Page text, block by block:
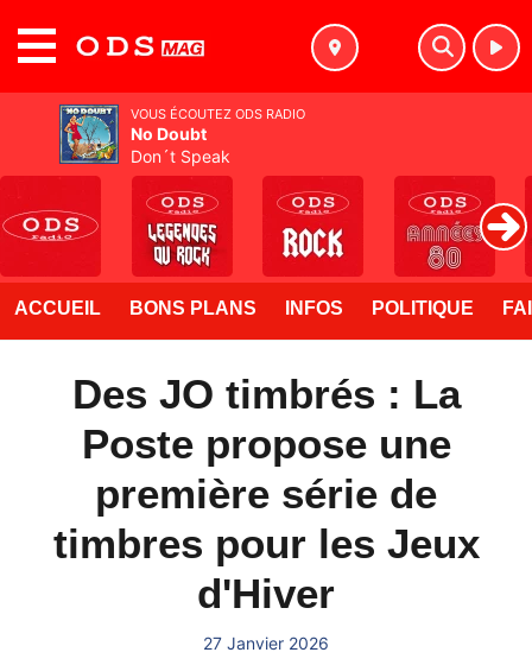
ACCUEIL BONS PLANS INFOS POLITIQUE
Des JO timbrés : La
Poste propose une
première série de
timbres pour les Jeux
d'Hiver
27 Janvier 2026
VOUS ÉCOUTEZ ODS RADIO
No Doubt
Don´t Speak